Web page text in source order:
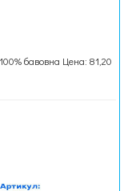
бавовна Цена: 81,20